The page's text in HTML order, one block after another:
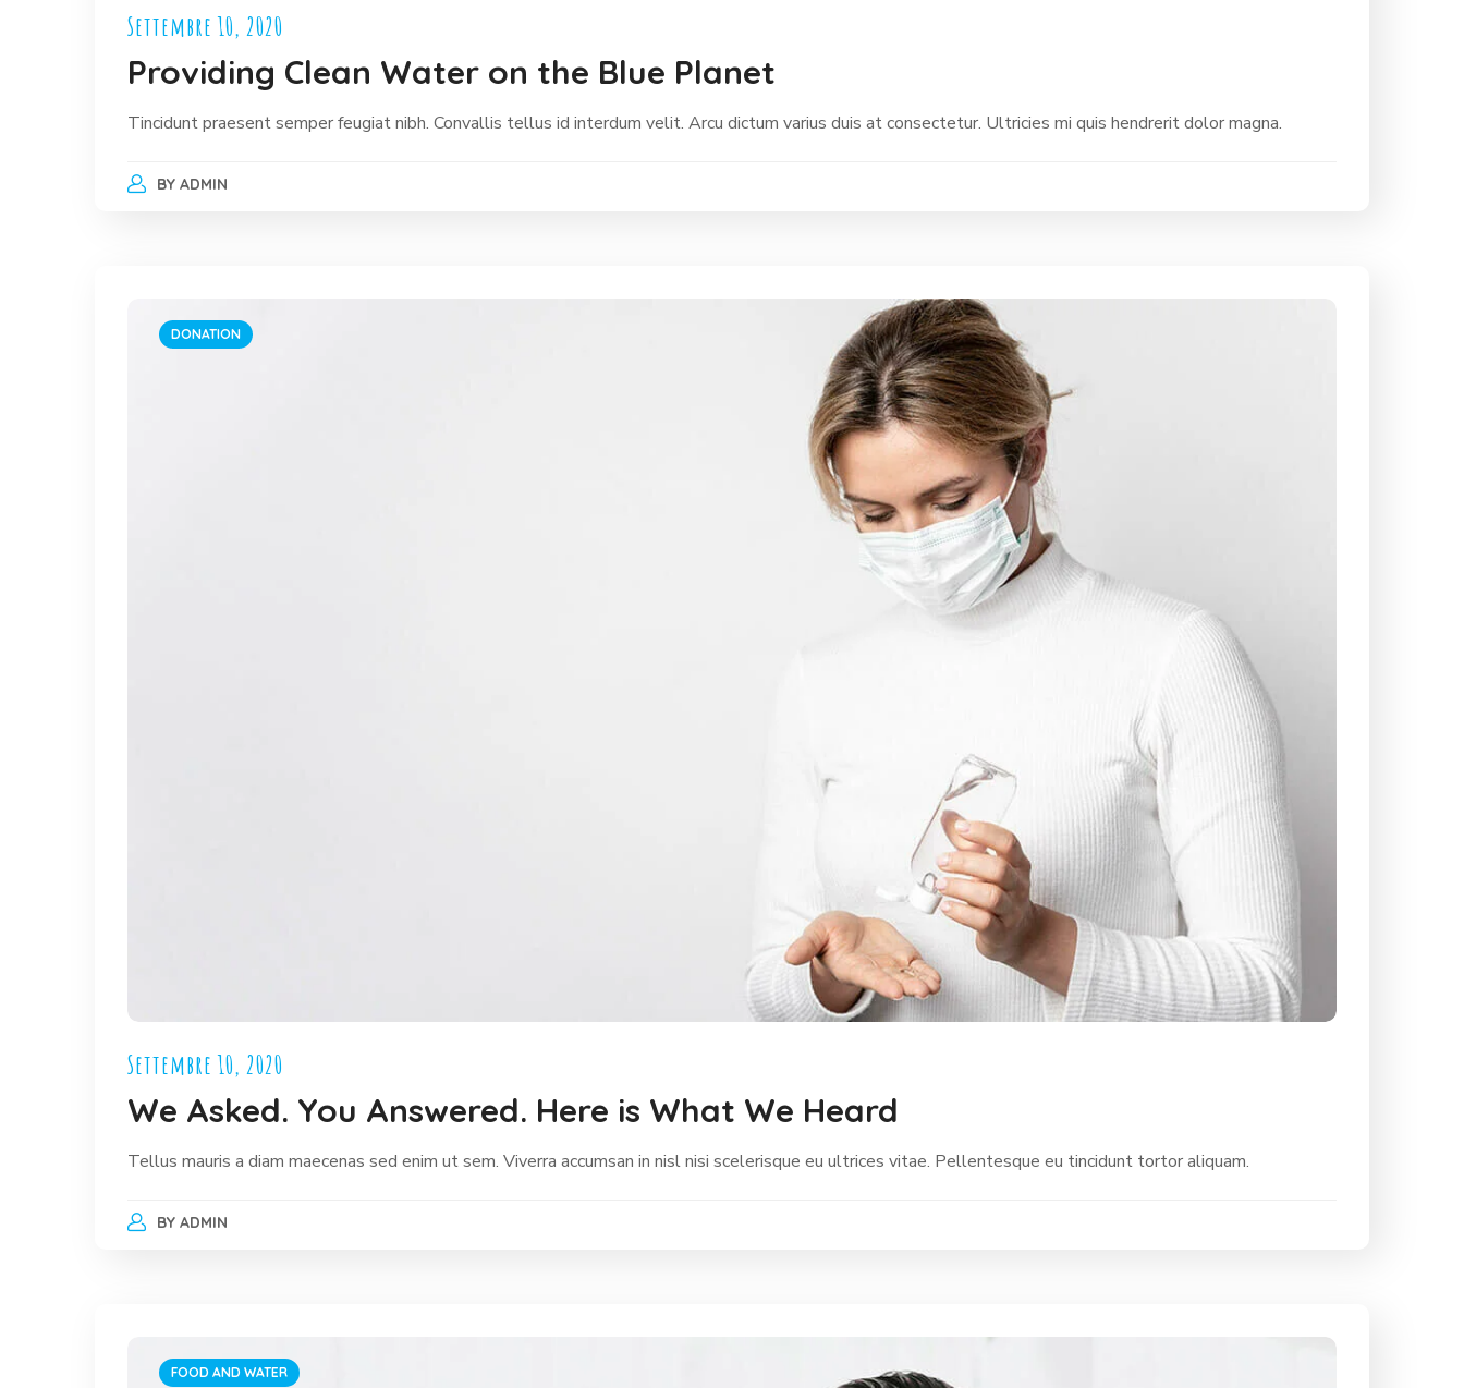
Settembre 10, 2020
Providing Clean Water on the Blue Planet
Tincidunt praesent semper feugiat nibh. Convallis tellus id interdum velit. Arcu dictum varius duis at consectetur. Ultricies mi quis hendrerit dolor magna.
BY ADMIN
DONATION
Settembre 10, 2020
We Asked. You Answered. Here is What We Heard
Tellus mauris a diam maecenas sed enim ut sem. Viverra accumsan in nisl nisi scelerisque eu ultrices vitae. Pellentesque eu tincidunt tortor aliquam.
BY ADMIN
FOOD AND WATER